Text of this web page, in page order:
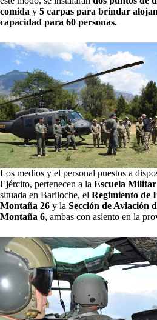
comida y 5 carpas para brindar
capacidad para 60 personas.
Los medios y el personal puestos a
Ejército, pertenecen a la Escuela
situada en Bariloche, el Regimiento de
Montaña 26 y la Sección de Aviación
Montaña 6, ambas con asiento en la